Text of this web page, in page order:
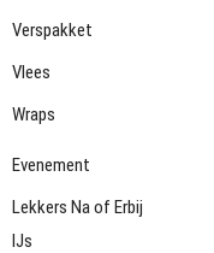
Verspakket
Vlees
Wraps
Evenement
Lekkers Na of Erbij
IJs